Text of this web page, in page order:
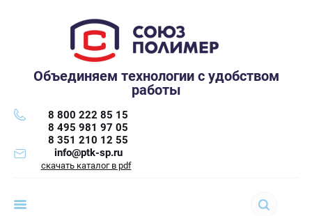
Объединяем технологии с удобством
работы
8 800 222 85 15
8 495 981 97 05
8 351 210 12 55
info@ptk-sp.ru
скачать каталог в pdf